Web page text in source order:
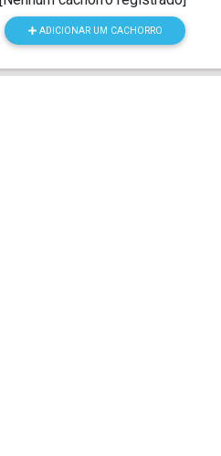
ADICIONAR UM CACHORRO